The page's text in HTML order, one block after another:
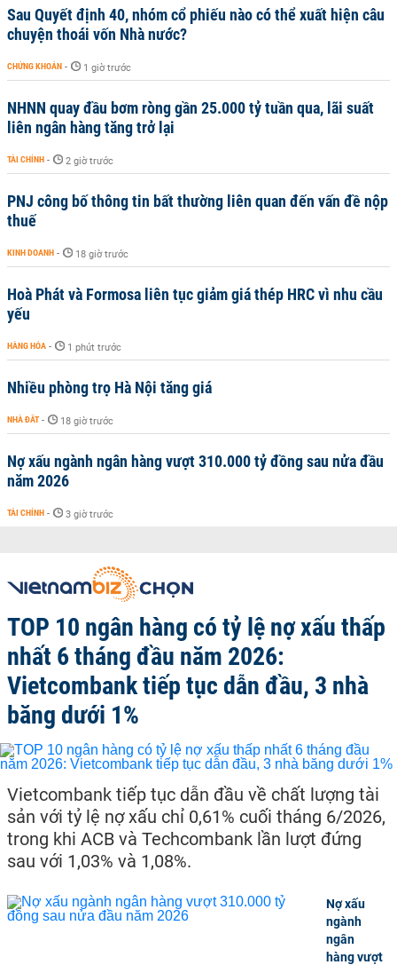
Sau Quyết định 40, nhóm cổ phiếu nào có thể xuất hiện câu
chuyện thoái vốn Nhà nước?
CHỨNG KHOÁN - 1 giờ trước
NHNN quay đầu bơm ròng gần 25.000 tỷ tuần qua, lãi suất
liên ngân hàng tăng trở lại
TÀI CHÍNH - 2 giờ trước
PNJ công bố thông tin bất thường liên quan đến vấn đề nộp
thuế
KINH DOANH - 18 giờ trước
Hoà Phát và Formosa liên tục giảm giá thép HRC vì nhu cầu
yếu
HÀNG HÓA - 1 phút trước
Nhiều phòng trọ Hà Nội tăng giá
NHÀ ĐẤT - 18 giờ trước
Nợ xấu ngành ngân hàng vượt 310.000 tỷ đồng sau nửa đầu
năm 2026
TÀI CHÍNH - 3 giờ trước
TOP 10 ngân hàng có tỷ lệ nợ xấu thấp
nhất 6 tháng đầu năm 2026:
Vietcombank tiếp tục dẫn đầu, 3 nhà
băng dưới 1%
Vietcombank tiếp tục dẫn đầu về chất lượng tài
sản với tỷ lệ nợ xấu chỉ 0,61% cuối tháng 6/2026,
trong khi ACB và Techcombank lần lượt đứng
sau với 1,03% và 1,08%.
Nợ xấu
ngành
ngân
hàng vượt